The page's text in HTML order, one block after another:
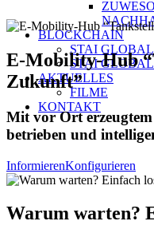
BLOCKCHAIN
STAI
STAI
AKTUELLES
FILME
KONTAKT
E-Mobility-Hub
Zukunft”
Mit vor Ort
betrieben und
InformierenKonfigurieren
Warum warten?